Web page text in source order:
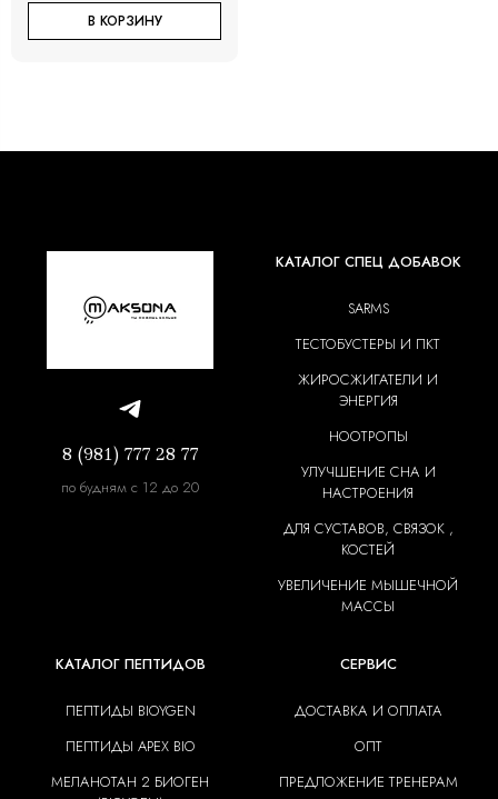
В КОРЗИНУ
8 (981) 777 28 77
по будням с 12 до 20
КАТАЛОГ СПЕЦ ДОБАВОК
SARMS
ТЕСТОБУСТЕРЫ И ПКТ
ЖИРОСЖИГАТЕЛИ И
ЭНЕРГИЯ
НООТРОПЫ
УЛУЧШЕНИЕ СНА И
НАСТРОЕНИЯ
ДЛЯ СУСТАВОВ, СВЯЗОК ,
КОСТЕЙ
УВЕЛИЧЕНИЕ МЫШЕЧНОЙ
МАССЫ
КАТАЛОГ ПЕПТИДОВ
ПЕПТИДЫ BIOYGEN
ПЕПТИДЫ APEX BIO
МЕЛАНОТАН 2 БИОГЕН
СЕРВИС
ДОСТАВКА И ОПЛАТА
ОПТ
ПРЕДЛОЖЕНИЕ ТРЕНЕРАМ